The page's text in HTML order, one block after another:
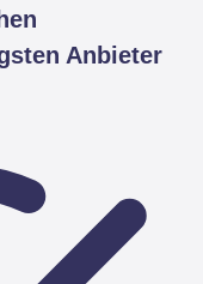
Anbieter